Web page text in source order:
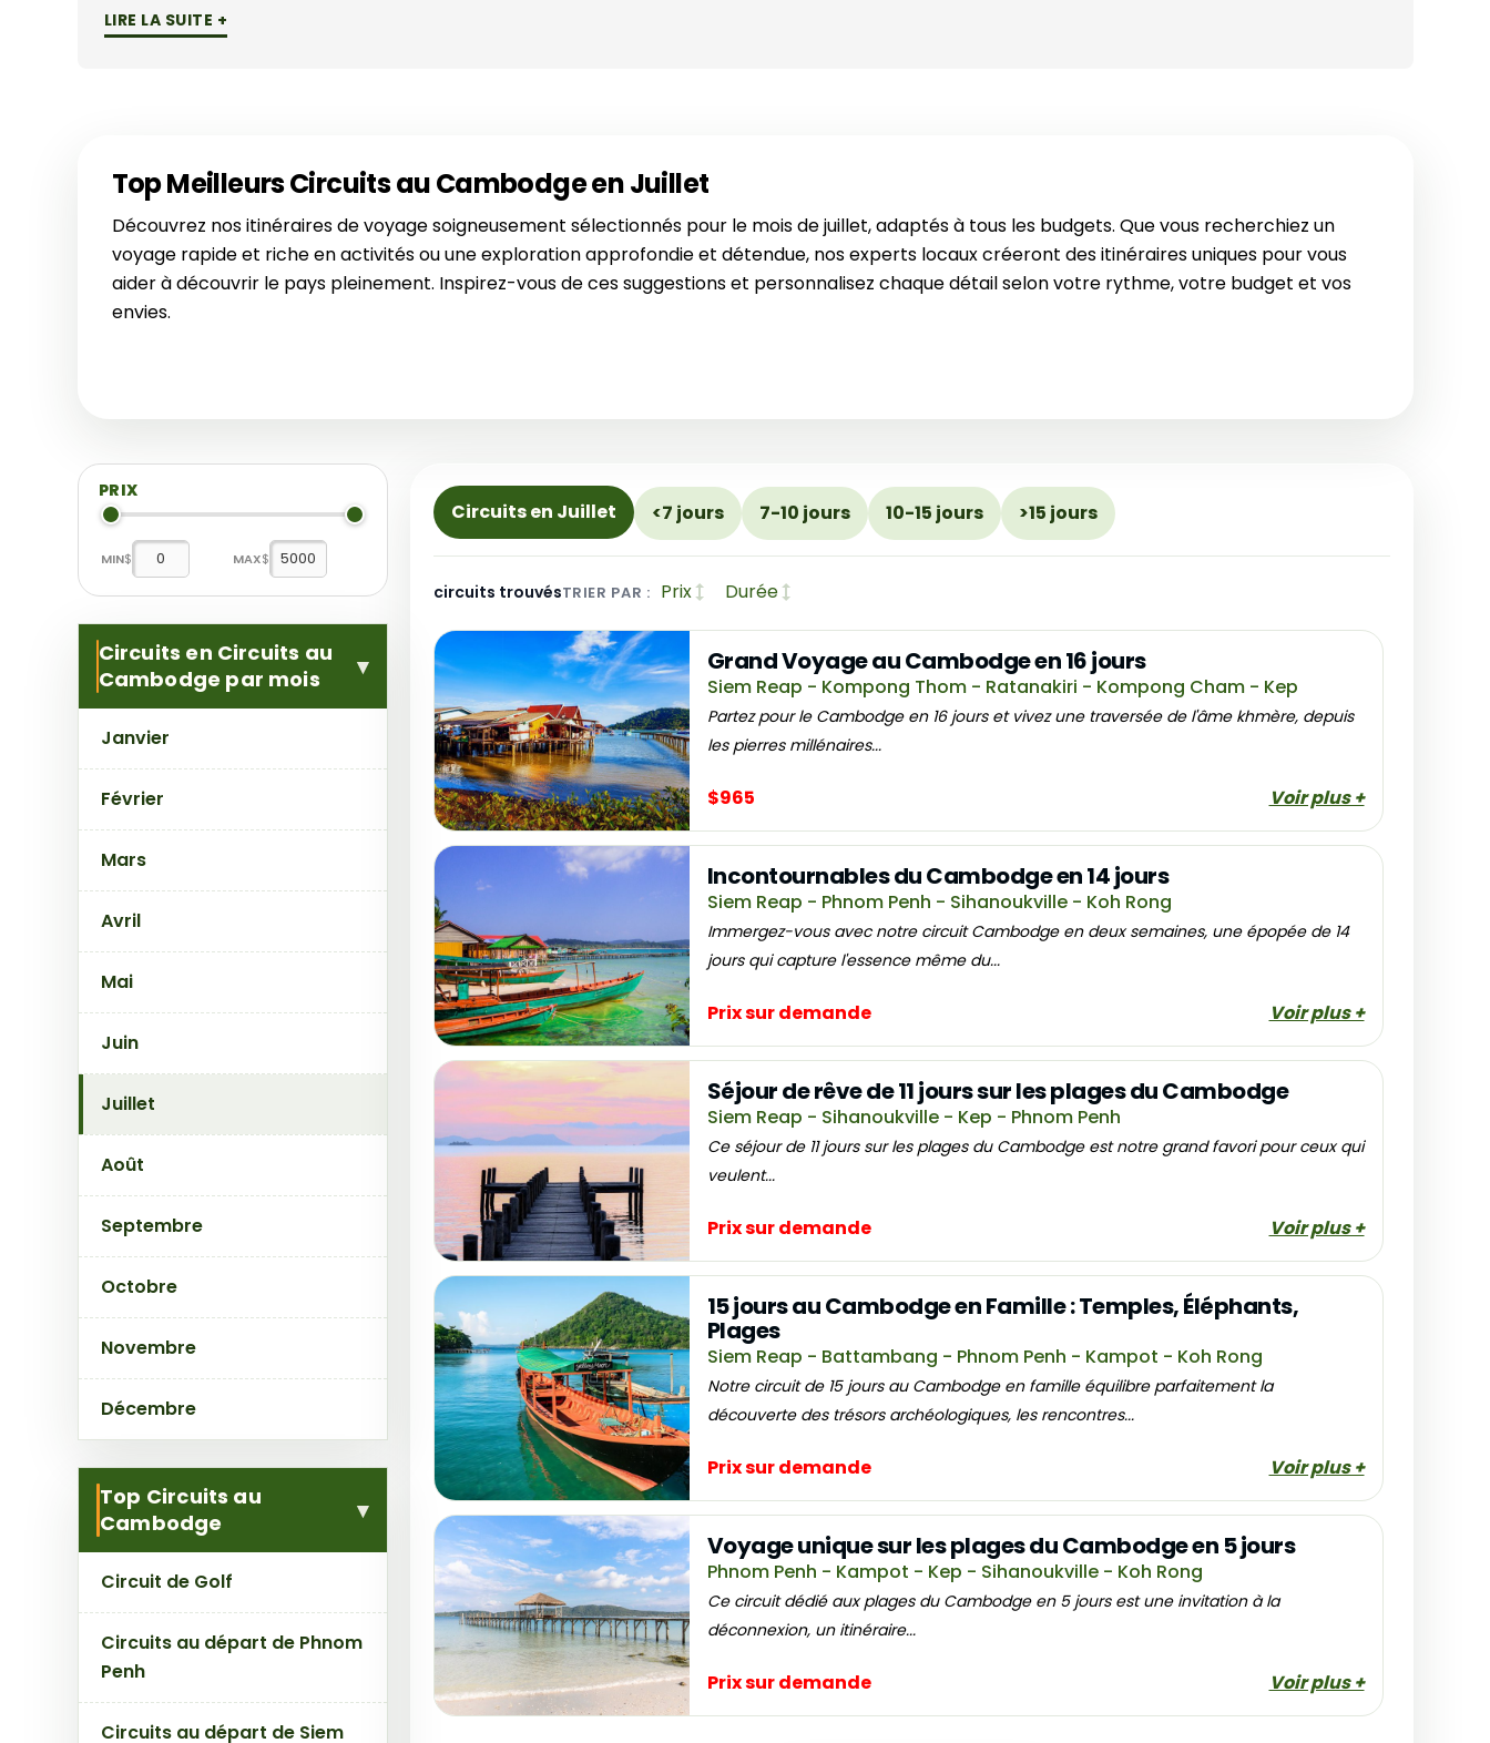
Organisation et adaptation
Santé et confort
: L’humidité rend la nature plus active. Prenez un bon répulsif et mettez des vêtements longs, larges et clairs pour vos soirées, pour
pouvoir dîner dehors sans être dérangé.
LIRE LA SUITE +
Top Meilleurs Circuits au Cambodge en Juillet
Découvrez nos itinéraires de voyage soigneusement sélectionnés pour le mois de juillet, adaptés à tous les budgets. Que vous recherchiez un
voyage rapide et riche en activités ou une exploration approfondie et détendue, nos experts locaux créeront des itinéraires uniques pour vous
aider à découvrir le pays pleinement. Inspirez-vous de ces suggestions et personnalisez chaque détail selon votre rythme, votre budget et vos
envies.
PRIX
MIN$ MAX$
Circuits en Circuits au
Cambodge par mois
Janvier
Février
Mars
Avril
Mai
Juin
Juillet
Août
Septembre
Octobre
Novembre
Décembre
Top Circuits au
Cambodge
Circuit de Golf
Circuits au départ de Phnom
Penh
Circuits au départ de Siem
Circuits en Juillet <7 jours 7-10 jours 10-15 jours >15 jours
circuits trouvésTRIER PAR : Prix Durée
Grand Voyage au Cambodge en 16 jours
Siem Reap - Kompong Thom - Ratanakiri - Kompong Cham - Kep
Partez pour le Cambodge en 16 jours et vivez une traversée de l'âme khmère, depuis
les pierres millénaires...
$965 Voir plus +
Incontournables du Cambodge en 14 jours
Siem Reap - Phnom Penh - Sihanoukville - Koh Rong
Immergez-vous avec notre circuit Cambodge en deux semaines, une épopée de 14
jours qui capture l'essence même du...
Prix sur demande Voir plus +
Séjour de rêve de 11 jours sur les plages du Cambodge
Siem Reap - Sihanoukville - Kep - Phnom Penh
Ce séjour de 11 jours sur les plages du Cambodge est notre grand favori pour ceux qui
veulent...
Prix sur demande Voir plus +
15 jours au Cambodge en Famille : Temples, Éléphants,
Plages
Siem Reap - Battambang - Phnom Penh - Kampot - Koh Rong
Notre circuit de 15 jours au Cambodge en famille équilibre parfaitement la
découverte des trésors archéologiques, les rencontres...
Prix sur demande Voir plus +
Voyage unique sur les plages du Cambodge en 5 jours
Phnom Penh - Kampot - Kep - Sihanoukville - Koh Rong
Ce circuit dédié aux plages du Cambodge en 5 jours est une invitation à la
déconnexion, un itinéraire...
Prix sur demande Voir plus +